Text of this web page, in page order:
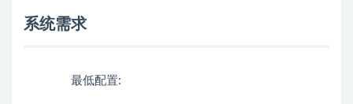
系统需求
最低配置: